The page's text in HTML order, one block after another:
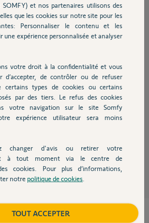
pro
an
au fil de discussion
en RTR 433.92MHz
il y a plus d'un an
SOMFY) et nos partenaires utilisons des
que les cookies sur notre site pour les
Personnaliser le contenu et les
une expérience personnalisée et analyser
votre droit à la confidentialité et vous
d’accepter, de contrôler ou de refuser
certains types de cookies ou certains
par des tiers. Le refus des cookies
votre navigation sur le site Somfy
expérience utilisateur sera moins
changer d'avis ou retirer votre
à tout moment via le centre de
cookies. Pour plus d’informations,
notre politique de cookies
TOUT ACCEPTER